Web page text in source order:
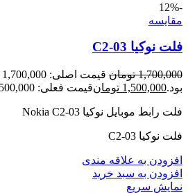
-12%
مقايسه
فلت نوکیا C2-03
1,700,000 تومان
بود.1,500,000 تومانقیمت فعلی: 1,500,000 تومان.
فلت رابط موبایل نوکیا Nokia C2-03
فلت نوکیا C2-03
افزودن به علاقه مندی
افزودن به سبد خرید
نمایش سریع